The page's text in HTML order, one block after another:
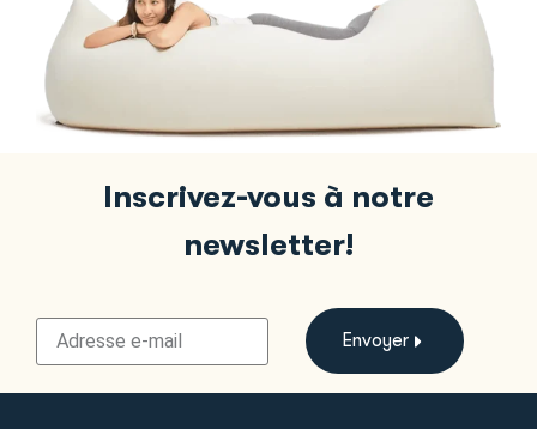
Inscrivez-vous à notre
newsletter!
Envoyer